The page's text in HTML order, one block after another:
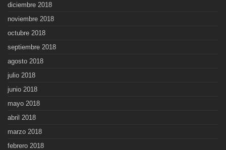
diciembre 2018
noviembre 2018
octubre 2018
septiembre 2018
agosto 2018
julio 2018
junio 2018
mayo 2018
abril 2018
marzo 2018
febrero 2018